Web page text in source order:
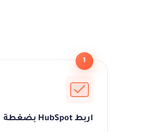
1
اربط HubSpot بضغطة